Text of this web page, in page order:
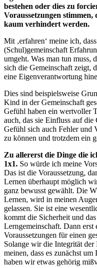
bestehen oder dies zu
Voraussetzungen
kaum verhindert werden.
Mit ‚erfahren‘ meine ich,
(Schul)gemeinschaft
umgeht. Was man tun muss,
sich die Gemeinschaft zeigt,
eine Eigenverantwortung
Dies sind beispielsweise
Kind in der Gemeinschaft
Gefühl haben ein wertvoller
auch, das sie Einfluss auf die
Gefühl sich auch Fehler und
zu können und trotzdem ein
Zu allererst die Dinge die
1x1. So würde ich meine
Das ist die Voraussetzung,
Lernen überhaupt möglich
ganz bewusst gewählt. Die
Lernen, wird in meinen
gelassen. Sie ist eine
kommt die Sicherheit und
Lerngemeinschaft. Dann erst
Voraussetzungen für einen
Solange wir die Integrität
meinen, dass es zunächst
haben wir etwas gehörig